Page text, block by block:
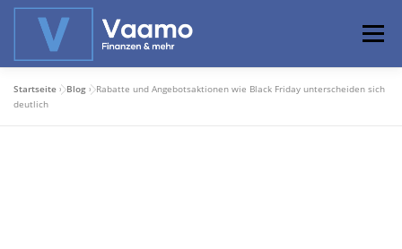
Zum
Menü
ABOUT
Startseite »Blog »Rabatte und Angebotsaktionen wie Black Friday unterscheiden sich
deutlich